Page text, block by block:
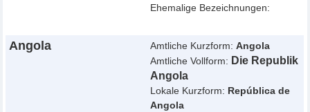
Ehemalige Bezeichnungen:
Angola Amtliche Kurzform:Angola
Amtliche Vollform: Die Republik
Angola
Lokale Kurzform: República de
Angola